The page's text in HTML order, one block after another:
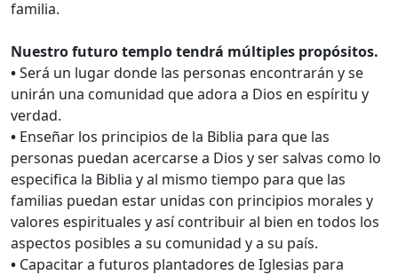
familia.
Nuestro futuro templo tendrá múltiples propósitos.
•Será un lugar donde las personas encontrarán y se
unirán una comunidad que adora a Dios en espíritu y
verdad.
• Enseñar los principios de la Biblia para que las
personas puedan acercarse a Dios y ser salvas como lo
especifica la Biblia y al mismo tiempo para que las
familias puedan estar unidas con principios morales y
valores espirituales y así contribuir al bien en todos los
aspectos posibles a su comunidad y a su país.
• Capacitar a futuros plantadores de Iglesias para